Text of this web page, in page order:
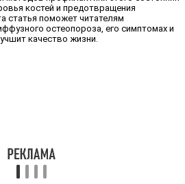
костей и предотвращения
статья поможет читателям
остеопороза, его симптомах и
качество жизни.